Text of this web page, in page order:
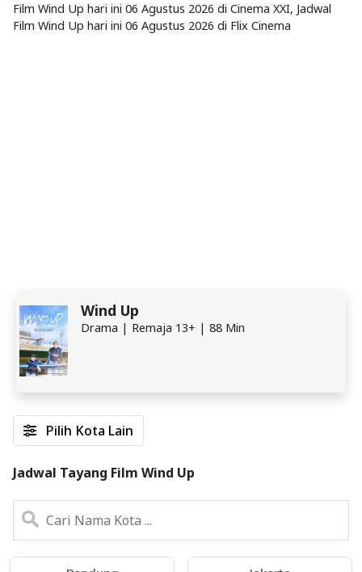
Film Wind Up hari ini 06 Agustus 2026 di Cinema XXI, Jadwal
Film Wind Up hari ini 06 Agustus 2026 di Flix Cinema
Wind Up
Drama | Remaja 13+ | 88 Min
Pilih Kota Lain
Jadwal Tayang Film Wind Up